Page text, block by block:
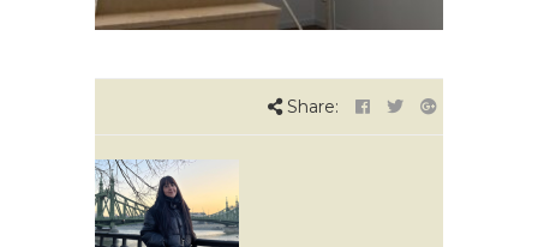
Share: